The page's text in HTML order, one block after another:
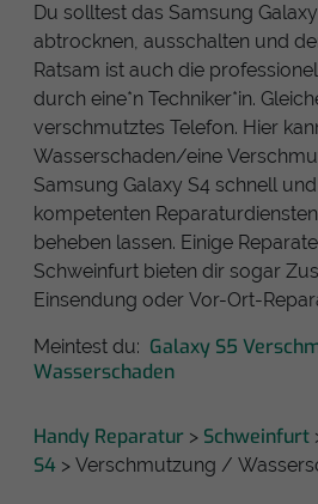
Du solltest das Samsung
abtrocknen, ausschalten und
Ratsam ist auch die
durch eine*n Techniker*in.
verschmutztes Telefon. Hier
Wasserschaden/eine
Samsung Galaxy S4 schnell
kompetenten
beheben lassen. Einige
Schweinfurt bieten dir sogar
Einsendung oder Vor-Ort-
Meintest du: Galaxy S5
Wasserschaden
Handy Reparatur > Schweinfurt
S4 > Verschmutzung /